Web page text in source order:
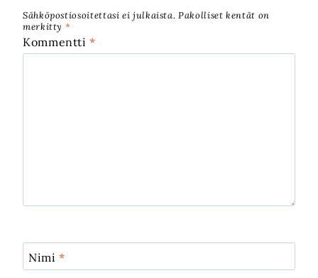
Sähköpostiosoitettasi ei julkaista. Pakolliset kentät on
merkitty *
Kommentti*
Nimi*